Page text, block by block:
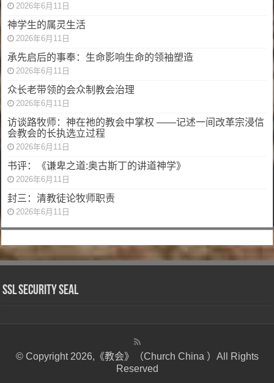
2026年6月11日
神学生的属灵生活
2026年6月11日
承先启后的事奉：生命影响生命的领袖塑造
2026年6月11日
众长老带领的会众制教会治理
2026年6月11日
访谈路牧师：神在祂的教会中掌权 ——记述一间改革宗浸信
会教会的长执选立过程
2026年6月11日
书评：《谦卑之道:奥古斯丁的讲道神学》
2026年6月11日
封三：清教徒论牧师职责
2026年6月11日
SSL Security Seal
© Copyright 2026,《教会》（Church China ）All Rights
Reserved